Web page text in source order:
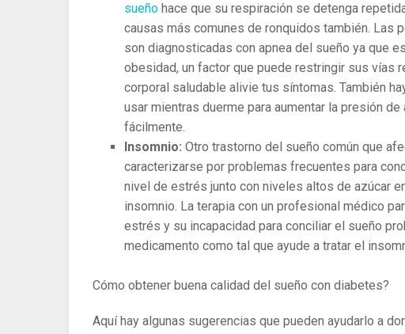
sueño hace que su respiración se detenga
causas más comunes de ronquidos también. Las
son diagnosticadas con apnea del sueño ya que
obesidad, un factor que puede restringir sus vías
corporal saludable alivie tus síntomas. También
usar mientras duerme para aumentar la presión
fácilmente.
Insomnio: Otro trastorno del sueño común que
caracterizarse por problemas frecuentes para
nivel de estrés junto con niveles altos de azúcar
insomnio. La terapia con un profesional médico
estrés y su incapacidad para conciliar el sueño
medicamento como tal que ayude a tratar el
Cómo obtener buena calidad del sueño con diabetes?
Aquí hay algunas sugerencias que pueden ayudarlo a